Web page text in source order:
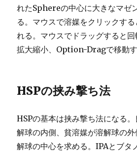
れたSphereの中心に大きなマゼ
る。マウスで溶媒をクリックす
れる。マウスでドラッグすると
拡大縮小、Option-Dragで移動す
HSPの挟み撃ち法
HSPの基本は挟み撃ち法になる
解球の内側、貧溶媒が溶解球の
解球の中心を求める。IPAとブタ